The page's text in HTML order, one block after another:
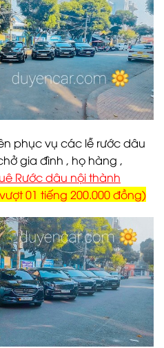
phục vụ các lễ rước dâu
gia đình , họ hàng ,
Rước dâu nội thành
01 tiếng 200.000 đồng)